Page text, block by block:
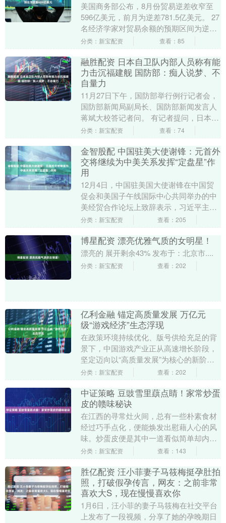
美国商务部公布，8月份贸易逆差收窄至
596亿美元，前月为逆差781.5亿美元。 27
名经济学家对贸易余额的预期区间为逆差
850亿美元至逆差545亿美元。 8月份....
分类：新宝配资 查看：85
融胜配资 日本自卫队内部人员称有能
力击沉福建舰 国防部：痴人说梦、不
自量力
11月27日下午，国防部举行例行记者会，
国防部新闻局副局长、国防部新闻发言人
蒋斌大校答记者问。 有记者提问，日本媒
体报道称，日本自卫队内部人员称，如果
分类：新宝配资 查看：74
金智股配 中国驻美大使谢锋：元首外
交将继续为中美关系发挥“定盘星”作
用
12月4日，中国驻美国大使谢锋在中国贸
促会和美国子午线国际中心共同举办的中
美经贸合作论坛上致辞表示，习近平主席
和特朗普总统亲力亲为稳定中美关系，为
分类：新宝配资 查看：205
博星配资 漂亮优雅气质的女明星！
漂亮的 展开剩余43% 发布于：北京市....
分类：新宝配资 查看：202
亿利金融 锚定高质量发展 万亿元
级“游戏经济”生态浮现
在政策环境持续优化、版号供给充足的背
景下，中国游戏产业正从高速增长阶段，
坚定迈向以“高质量发展”为核心的新阶
段。 《2025年中国游戏产业报告》显示，
分类：新宝配资 查看：202
中证策略 豆豉雪里蕻点睛！家常炒蛋
皮的赣味秘诀
在江西的寻常灶火间，总有一些朴素食材
经过巧手点化，便能焕发出慰藉人心的风
味。炒蛋皮便是其中一道看似简单却内藏
乾坤的家常菜，它不事张扬，却以柔韧的
分类：新宝配资 查看：143
胜亿配资 汪小菲妻子马筱梅挺孕肚拍
照，打破假孕传言，网友：之前非常
喜欢大S，现在慢慢喜欢你
1月6日，汪小菲的妻子马筱梅在社交平台
上发布了一段视频，分享了她的孕晚期日